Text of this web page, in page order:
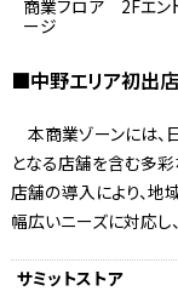
商業フロア 2Fエン
ージ
■中野エリア初出
本商業ゾーンには、
となる店舗を含む多彩
店舗の導入により、地
幅広いニーズに対応し
サミットストア